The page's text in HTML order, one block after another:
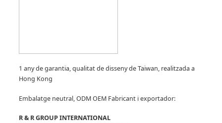
1 any de garantia, qualitat de disseny de Taiwan, realitzada a
Hong Kong
Embalatge neutral, ODM OEM Fabricant i exportador:
R & R GROUP INTERNATIONAL